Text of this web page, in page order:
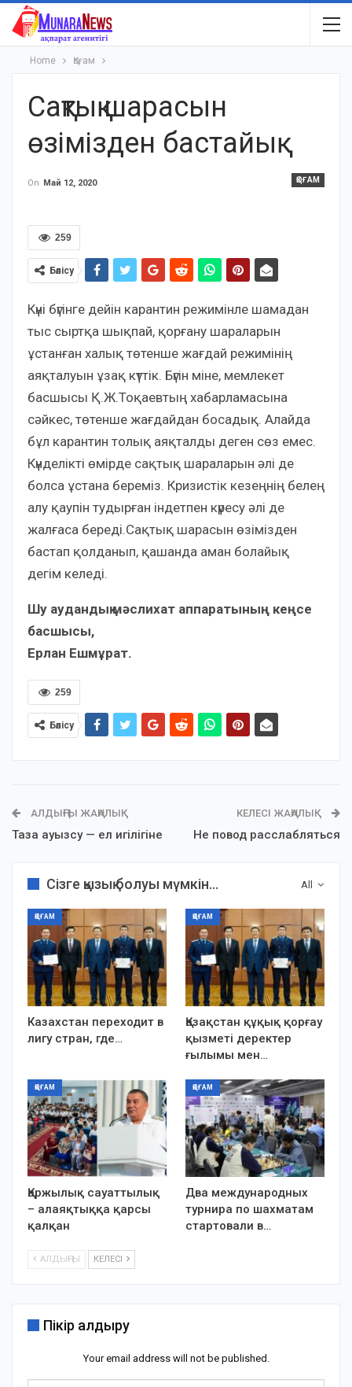
Home Қоғам
Сақтық шарасын
өзімізден бастайық
ҚОҒАМ
On Май 12, 2020
259
Бөлісу
Күні бүгінге дейін карантин режимінле шамадан
тыс сыртқа шықпай, қорғану шараларын
ұстанған халық төтенше жағдай режимінің
аяқталуын ұзақ күттік. Бүгін міне, мемлекет
басшысы Қ.Ж.Тоқаевтың хабарламасына
сәйкес, төтенше жағдайдан босадық. Алайда
бұл карантин толық аяқталды деген сөз емес.
Күнделікті өмірде сақтық шараларын әлі де
болса ұстана береміз. Кризистік кезеңнің белең
алу қаупін тудырған індетпен күресу әлі де
жалғаса береді.Сақтық шарасын өзімізден
бастап қолданып, қашанда аман болайық
дегім келеді.
Шу аудандық мәслихат аппаратының кеңсе
басшысы,
Ерлан Ешмұрат.
259
Бөлісу
АЛДЫҢҒЫ ЖАҢАЛЫҚ
Таза ауызсу — ел игілігіне
КЕЛЕСІ ЖАҢАЛЫҚ
Не повод расслабляться
All
Сізге қызық болуы мүмкін...
ҚОҒАМ
Казахстан переходит в
лигу стран, где…
ҚОҒАМ
Қазақстан құқық қорғау
қызметі деректер
ғылымы мен…
ҚОҒАМ
Қаржылық сауаттылық
– алаяқтыққа қарсы
қалқан
ҚОҒАМ
Два международных
турнира по шахматам
стартовали в…
АЛДЫҢҒЫ КЕЛЕСІ
Пікір қалдыру
Your email address will not be published.